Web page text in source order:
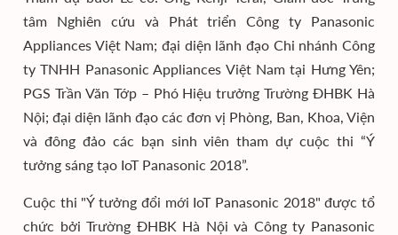
tâm Nghiên cứu và Phát triển Công ty Panasonic
Appliances Việt Nam; đại diện lãnh đạo Chi nhánh Công
ty TNHH Panasonic Appliances Việt Nam tại Hưng Yên;
PGS Trần Văn Tớp – Phó Hiệu trưởng Trường ĐHBK Hà
Nội; đại diện lãnh đạo các đơn vị Phòng, Ban, Khoa, Viện
và đông đảo các bạn sinh viên tham dự cuộc thi “Ý
tưởng sáng tạo IoT Panasonic 2018”.
Cuộc thi "Ý tưởng đổi mới IoT Panasonic 2018" được tổ
chức bởi Trường ĐHBK Hà Nội và Công ty Panasonic